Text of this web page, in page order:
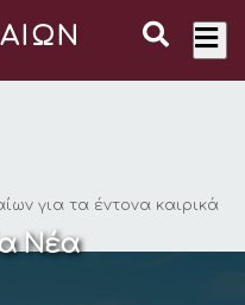
για τα έντονα καιρικά
Νέα